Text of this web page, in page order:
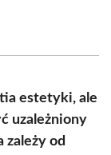
estetyki, ale
uzależniony
zależy od